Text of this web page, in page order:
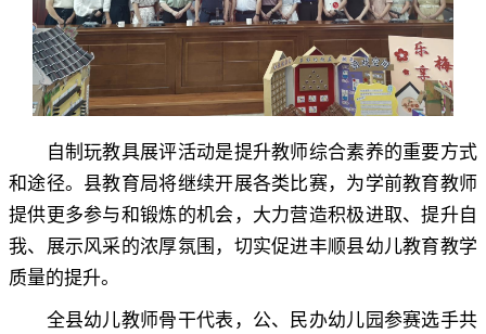
自制玩教具展评活动是提升教师综合素养的重要方式
和途径。 县教育局将继续开展各类比赛，为学前教育教师
提供更多参与和锻炼的机会 ， 大力营造积极进取、提升自
我、展示风采的浓厚氛围，切实促进丰顺县幼儿教育教学
质量的提升。
全县幼儿教师骨干代表 ， 公、民办幼儿园参赛选手共